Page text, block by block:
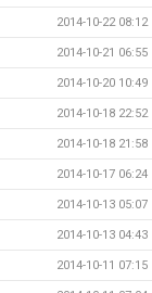
2014-10-22 08:12
2014-10-21 06:55
2014-10-20 10:49
2014-10-18 22:52
2014-10-18 21:58
2014-10-17 06:24
2014-10-13 05:07
2014-10-13 04:43
2014-10-11 07:15